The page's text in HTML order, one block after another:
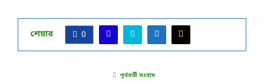
শেয়ার 0
পূর্ববর্তী সংবাদ